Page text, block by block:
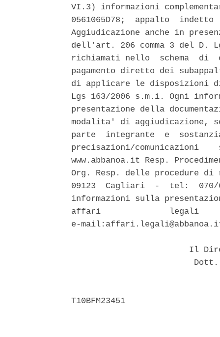
VI.3) informazioni
0561065D78;  appalto
Aggiudicazione anche in
dell'art. 206 comma 3 del D.
richiamati nello  schema  di
pagamento diretto dei
di applicare le disposizioni
Lgs 163/2006 s.m.i. Ogni
presentazione della
modalita' di aggiudicazione,
parte  integrante  e
precisazioni/
www.abbanoa.it Resp.
Org. Resp. delle procedure
09123  Cagliari  -  tel:  070/
informazioni sulla
affari              legali
e-
Il